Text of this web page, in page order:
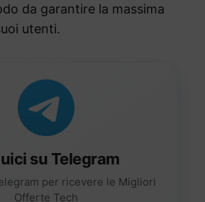
da garantire la massima
utenti.
su Telegram
per ricevere le Migliori
Offerte Tech